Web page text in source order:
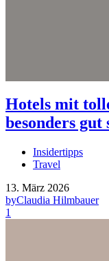
Hotels mit
besonders gut
Insidertipps
Travel
13. März 2026
byClaudia Hilmbauer
1